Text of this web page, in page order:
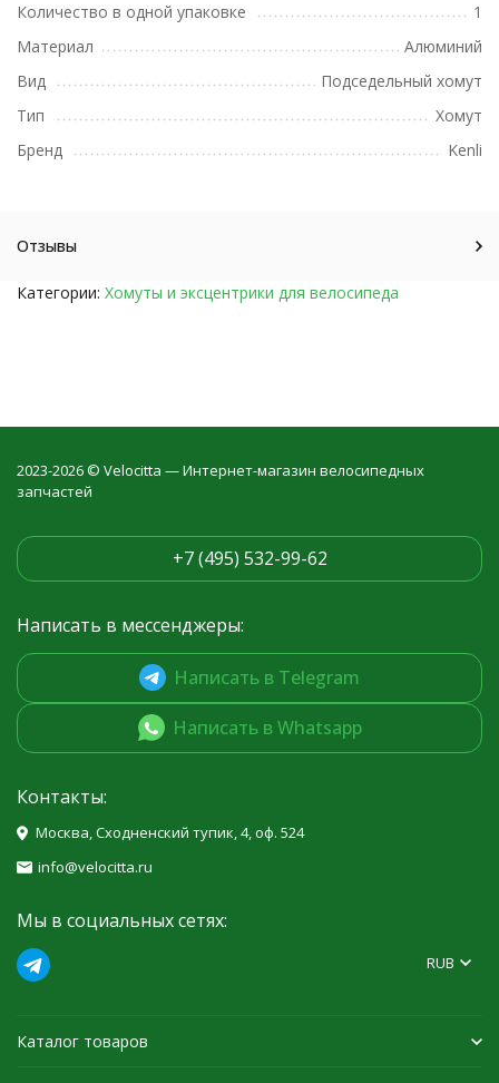
Количество в одной упаковке
1
Материал
Алюминий
Вид
Подседельный хомут
Тип
Хомут
Бренд
Kenli
Отзывы
Категории: Хомуты и эксцентрики для велосипеда
2023-2026 © Velocitta — Интернет-магазин велосипедных
запчастей
+7 (495) 532-99-62
Написать в мессенджеры:
Написать в Telegram
Написать в Whatsapp
Контакты:
Москва, Сходненский тупик, 4, оф. 524
info@velocitta.ru
Мы в социальных сетях:
RUB
Каталог товаров